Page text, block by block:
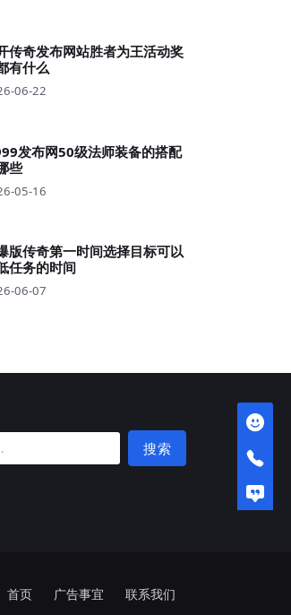
传奇发布网站胜者为王活动奖
有什么
06-22
发布网50级法师装备的搭配
些
05-16
版传奇第一时间选择目标可以
任务的时间
06-07
搜索
首页 广告事宜 联系我们